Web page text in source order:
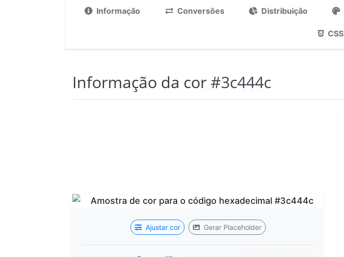
Informação Conversões Distribuição
CSS
Informação da cor#3c444c
Ajustar cor Gerar Placeholder